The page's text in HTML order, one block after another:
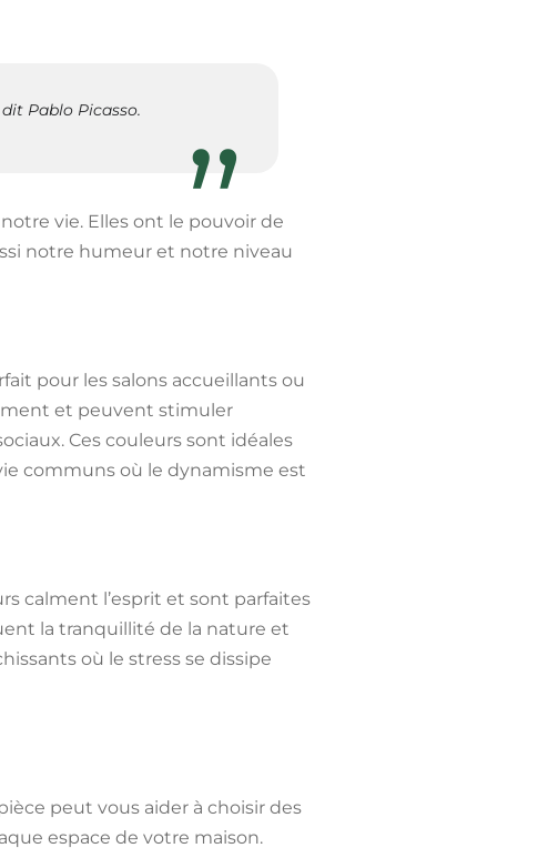
Pablo Picasso.
vie. Elles ont le pouvoir de
notre humeur et notre niveau
pour les salons accueillants ou
et peuvent stimuler
Ces couleurs sont idéales
communs où le dynamisme est
calment l’esprit et sont parfaites
la tranquillité de la nature et
où le stress se dissipe
peut vous aider à choisir des
espace de votre maison.